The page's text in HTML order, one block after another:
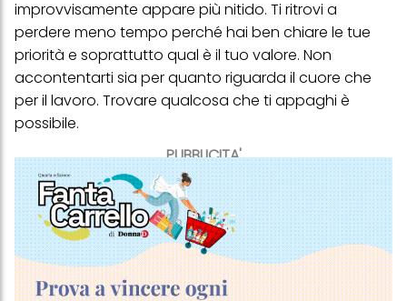
PUBBLICITA'
improvvisamente appare più nitido. Ti ritrovi a
perdere meno tempo perché hai ben chiare le tue
priorità e soprattutto qual è il tuo valore. Non
accontentarti sia per quanto riguarda il cuore che
per il lavoro. Trovare qualcosa che ti appaghi è
possibile.